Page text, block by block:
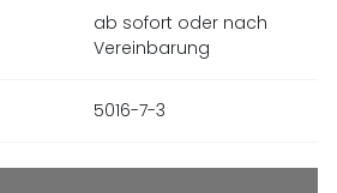
ab sofort oder nach
Vereinbarung
5016-7-3